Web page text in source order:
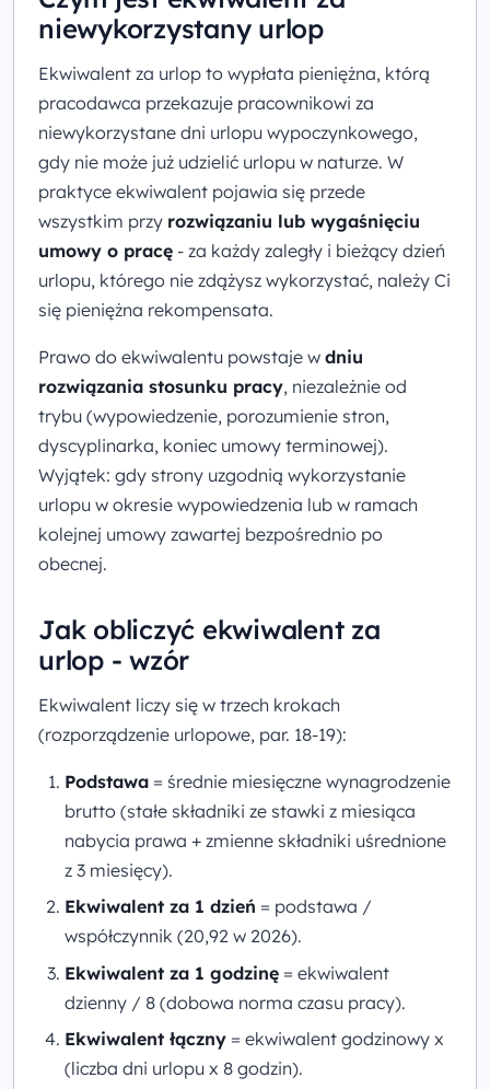
niewykorzystany urlop
Ekwiwalent za urlop to wypłata pieniężna, którą
pracodawca przekazuje pracownikowi za
niewykorzystane dni urlopu wypoczynkowego,
gdy nie może już udzielić urlopu w naturze. W
praktyce ekwiwalent pojawia się przede
wszystkim przy rozwiązaniu lub wygaśnięciu
umowy o pracę - za każdy zaległy i bieżący dzień
urlopu, którego nie zdążysz wykorzystać, należy Ci
się pieniężna rekompensata.
Prawo do ekwiwalentu powstaje w dniu
rozwiązania stosunku pracy, niezależnie od
trybu (wypowiedzenie, porozumienie stron,
dyscyplinarka, koniec umowy terminowej).
Wyjątek: gdy strony uzgodnią wykorzystanie
urlopu w okresie wypowiedzenia lub w ramach
kolejnej umowy zawartej bezpośrednio po
obecnej.
Jak obliczyć ekwiwalent za
urlop - wzór
Ekwiwalent liczy się w trzech krokach
(rozporządzenie urlopowe, par. 18-19):
Podstawa = średnie miesięczne wynagrodzenie
brutto (stałe składniki ze stawki z miesiąca
nabycia prawa + zmienne składniki uśrednione
z 3 miesięcy).
Ekwiwalent za 1 dzień = podstawa /
współczynnik (20,92 w 2026).
Ekwiwalent za 1 godzinę = ekwiwalent
dzienny / 8 (dobowa norma czasu pracy).
Ekwiwalent łączny = ekwiwalent godzinowy x
(liczba dni urlopu x 8 godzin).